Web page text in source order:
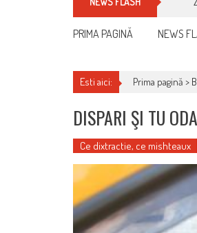
PRIMA PAGINĂ NEWS
Esti aici: Prima pagină >
DISPARI ŞI TU
Ce dixtractie, ce mishteaux